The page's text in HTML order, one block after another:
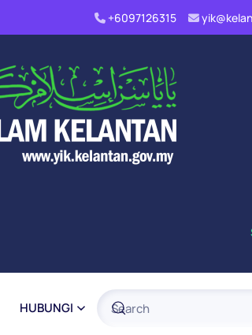
+6097126315
HUBUNGI